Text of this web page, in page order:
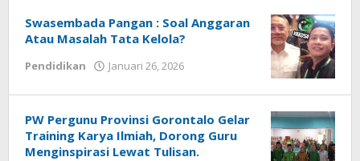
Swasembada Pangan : Soal Anggaran
Atau Masalah Tata Kelola?
Pendidikan Januari 26, 2026
1
PW Pergunu Provinsi Gorontalo Gelar
Training Karya Ilmiah, Dorong Guru
Menginspirasi Lewat Tulisan.